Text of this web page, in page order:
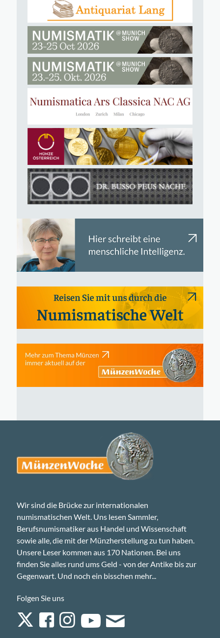
Wir sind die Brücke zur internationalen
numismatischen Welt. Uns lesen Sammler,
Berufsnumismatiker aus Handel und Wissenschaft
sowie alle, die mit der Münzherstellung zu tun haben.
Unsere Leser kommen aus 170 Nationen. Bei uns
finden Sie alles rund ums Geld - von der Antike bis zur
Gegenwart. Und noch ein bisschen mehr...
Folgen Sie uns